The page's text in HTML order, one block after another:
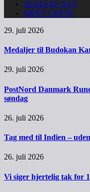
SENESTE NYT
MEST LÆSTE
29. juli 2026
Medaljer til Budokan
29. juli 2026
PostNord Danmark
søndag
26. juli 2026
Tag med til Indien –
26. juli 2026
Vi siger hjertelig tak for